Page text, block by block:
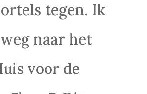
tegen. Ik
naar het
voor de